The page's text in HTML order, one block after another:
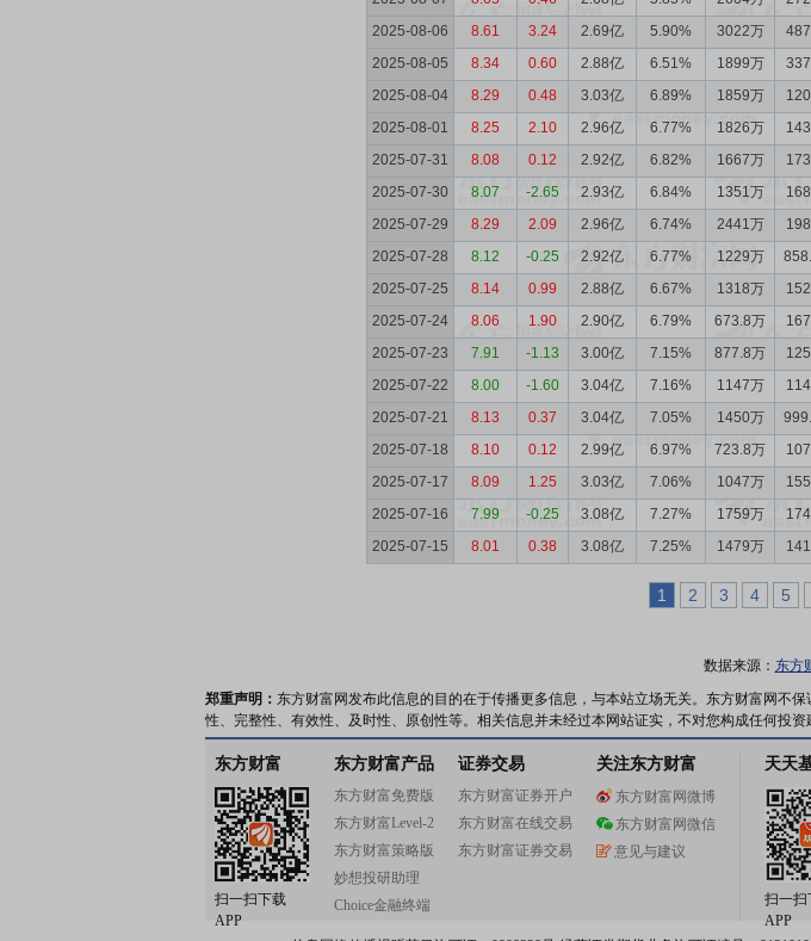
2025-08-06
8.61 3.24 2.69亿 5.90% 3022万
2025-08-05
8.34 0.60 2.88亿 6.51% 1899万
2025-08-04
8.29 0.48 3.03亿 6.89% 1859万
2025-08-01
8.25 2.10 2.96亿 6.77% 1826万
2025-07-31
8.08 0.12 2.92亿 6.82% 1667万
2025-07-30
8.07 -2.65 2.93亿 6.84% 1351万
2025-07-29
8.29 2.09 2.96亿 6.74% 2441万
2025-07-28
8.12 -0.25 2.92亿 6.77% 1229万
2025-07-25
8.14 0.99 2.88亿 6.67% 1318万
2025-07-24
8.06 1.90 2.90亿 6.79% 673.8万
2025-07-23
7.91 -1.13 3.00亿 7.15% 877.8万
2025-07-22
8.00 -1.60 3.04亿 7.16% 1147万
2025-07-21
8.13 0.37 3.04亿 7.05% 1450万
2025-07-18
8.10 0.12 2.99亿 6.97% 723.8万
2025-07-17
8.09 1.25 3.03亿 7.06% 1047万
2025-07-16
7.99 -0.25 3.08亿 7.27% 1759万
2025-07-15
8.01 0.38 3.08亿 7.25% 1479万
1 2 3 4 5
数据来源： 东方
郑重声明： 东方财富网发布此信息的目的在于传播更多信息，与本站立场无关。东方财富网不
性、完整性、有效性、及时性、原创性等。相关信息并未经过本网站证实，不对您构成任何投资
东方财富
扫一扫下载
APP
东方财富产品
东方财富免费版
东方财富Level-2
东方财富策略版
妙想投研助理
Choice金融终端
证券交易
东方财富证券开户
东方财富在线交易
东方财富证券交易
关注东方财富
东方财富网微博
东方财富网微信
意见与建议
天天
扫一扫
APP